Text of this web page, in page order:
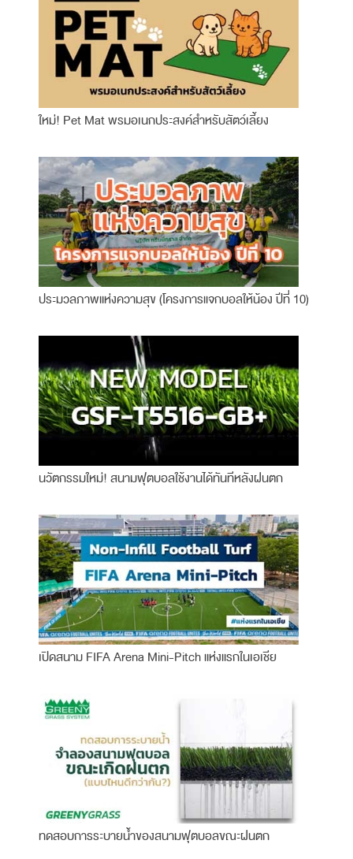
ใหม่! Pet Mat พรมอเนกประสงค์สำหรับสัตว์เลี้ยง
ประมวลภาพแห่งความสุข (โครงการแจกบอลให้น้อง ปีที่ 10)
นวัตกรรมใหม่! สนามฟุตบอลใช้งานได้ทันทีหลังฝนตก
เปิดสนาม FIFA Arena Mini-Pitch แห่งแรกในเอเชีย
ทดสอบการระบายน้ำของสนามฟุตบอลขณะฝนตก